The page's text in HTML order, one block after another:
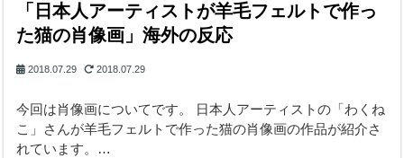
「日本人アーティストが羊毛フェルトで作っ
た猫の肖像画」海外の反応
2018.07.29 2018.07.29
今回は肖像画についてです。 日本人アーティストの「わくね
こ」さんが羊毛フェルトで作った猫の肖像画の作品が紹介さ
れています。…